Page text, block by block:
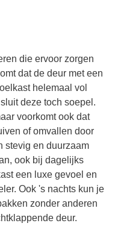
die ervoor zorgen
dat de deur met een
helemaal vol
deze toch soepel.
voorkomt ook dat
of omvallen door
stevig en duurzaam
ook bij dagelijks
een luxe gevoel en
Ook 's nachts kun je
zonder anderen
deur.